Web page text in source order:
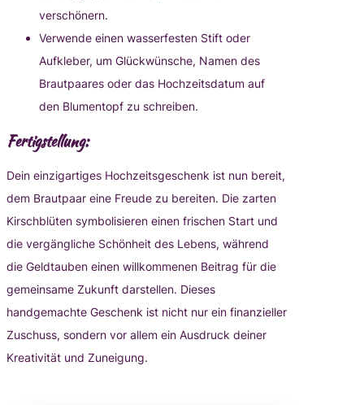
verschönern.
Verwende einen wasserfesten Stift oder
Aufkleber, um Glückwünsche, Namen des
Brautpaares oder das Hochzeitsdatum auf
den Blumentopf zu schreiben.
Fertigstellung:
Dein einzigartiges Hochzeitsgeschenk ist nun bereit,
dem Brautpaar eine Freude zu bereiten. Die zarten
Kirschblüten symbolisieren einen frischen Start und
die vergängliche Schönheit des Lebens, während
die Geldtauben einen willkommenen Beitrag für die
gemeinsame Zukunft darstellen. Dieses
handgemachte Geschenk ist nicht nur ein finanzieller
Zuschuss, sondern vor allem ein Ausdruck deiner
Kreativität und Zuneigung.